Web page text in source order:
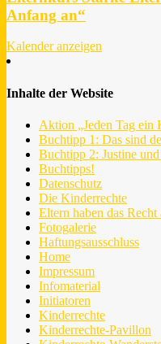
Anfang an“
Kalender anzeigen
Inhalte der Website
Aktion „Jeden Tag ein
Buchtipp 1: Das sind
Buchtipp 2: Justine
Buchtipps!
Datenschutz
Die Kinderrechte
Eltern haben das
Fotogalerie
Haftungsausschluss
Home
Impressum
Infomaterial
Initiatoren
Kinderrechte
Kinderrechte-Pavillon